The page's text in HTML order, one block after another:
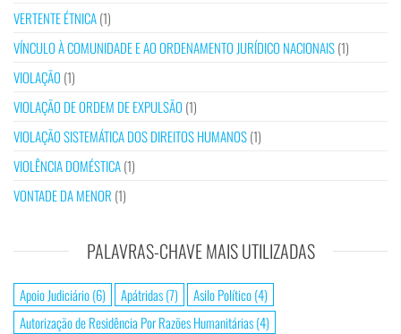
VERTENTE ÉTNICA(1)
VÍNCULO À COMUNIDADE E AO ORDENAMENTO JURÍDICO NACIONAIS(1)
VIOLAÇÃO (1)
VIOLAÇÃO DE ORDEM DE EXPULSÃO (1)
VIOLAÇÃO SISTEMÁTICA DOS DIREITOS HUMANOS(1)
VIOLÊNCIA DOMÉSTICA(1)
VONTADE DA MENOR (1)
PALAVRAS-CHAVE MAIS UTILIZADAS
Apoio Judiciário(6) Apátridas(7) Asilo Político(4)
Autorização de Residência Por Razões Humanitárias(4)